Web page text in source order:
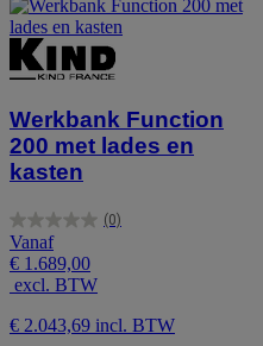
Werkbank Function
200 met lades en
kasten
(0)
0.0
van
de
5
sterren.
Vanaf
€ 1.689,00
excl. BTW
€ 2.043,69 incl. BTW